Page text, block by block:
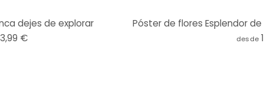
dejes de explorar
€
Póster de flores Esplendor
desde